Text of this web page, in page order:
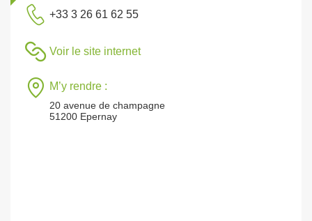
+33 3 26 61 62 55
Voir le site internet
M’y rendre :
20 avenue de champagne
51200 Epernay